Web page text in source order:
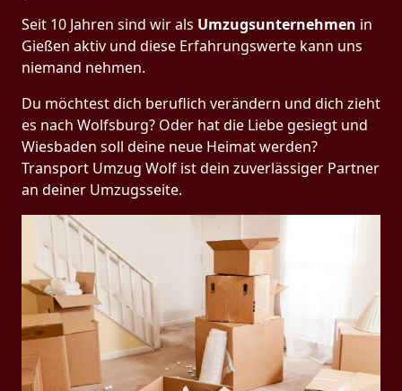
Seit 10 Jahren sind wir als Umzugsunternehmen in
Gießen aktiv und diese Erfahrungswerte kann uns
niemand nehmen.
Du möchtest dich beruflich verändern und dich zieht
es nach Wolfsburg? Oder hat die Liebe gesiegt und
Wiesbaden soll deine neue Heimat werden?
Transport Umzug Wolf ist dein zuverlässiger Partner
an deiner Umzugsseite.